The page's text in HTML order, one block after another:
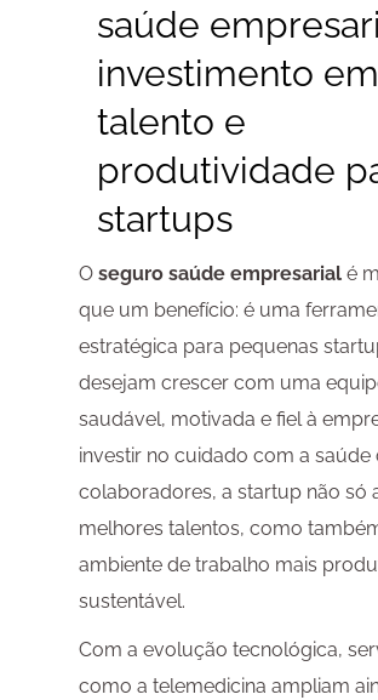
saúde
investimento em
talento e
produtividade
startups
O seguro saúde empresarialé
que um benefício: é uma
estratégica para pequenas
desejam crescer com uma
saudável, motivada e fiel à
investir no cuidado com a saúde
colaboradores, a startup não só
melhores talentos, como
ambiente de trabalho mais
sustentável.
Com a evolução tecnológica,
como a telemedicina ampliam